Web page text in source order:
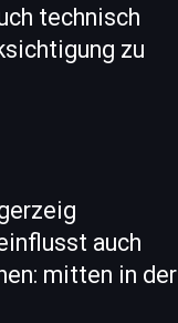
technisch
zu
auch
mitten in der